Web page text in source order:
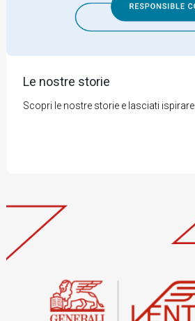
Le nostre storie
Scopri le nostre storie e lasciati ispirare.